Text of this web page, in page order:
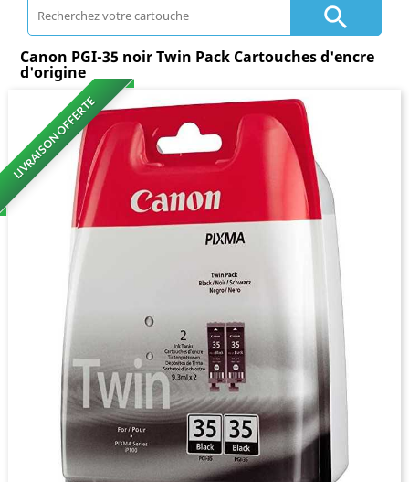

Canon PGI-35 noir Twin Pack Cartouches d'encre
d'origine
LIVRAISON OFFERTE